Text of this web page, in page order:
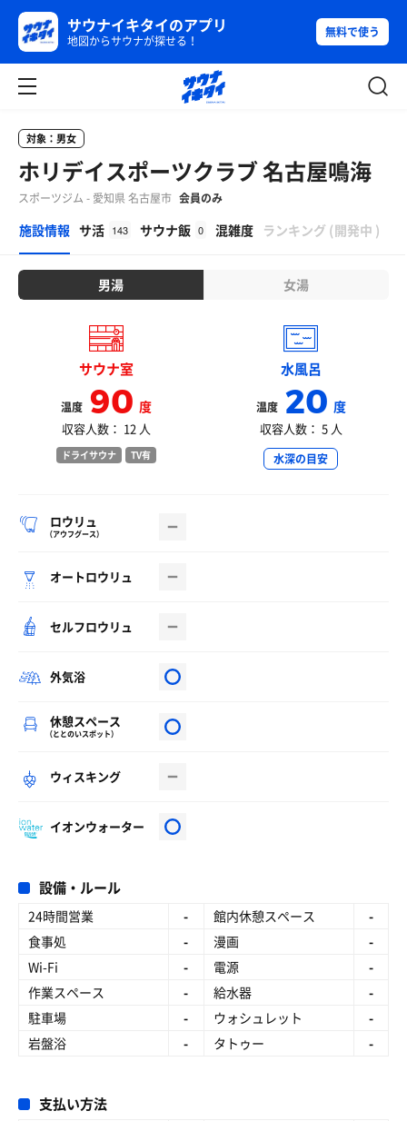
サウナイキタイのアプリ
地図からサウナが探せる！
無料で使う
対象：男女
ホリデイスポーツクラブ 名古屋鳴海
スポーツジム - 愛知県 名古屋市 会員のみ
施設情報 サ活 143 サウナ飯 0 混雑度 ランキング (開発中 )
男湯 女湯
サウナ室
温度 90度
収容人数： 12 人
ドライサウナ TV有
水風呂
温度20度
収容人数： 5 人
水深の目安
ロウリュ
（アウフグース）
オートロウリュ
セルフロウリュ
外気浴
休憩スペース
（ととのいスポット）
ウィスキング
イオンウォーター
設備・ルール
24時間営業 - 館内休憩スペース
-
食事処
- 漫画
-
Wi-Fi
- 電源
-
作業スペース
- 給水器
-
駐車場
- ウォシュレット
-
岩盤浴
- タトゥー -
支払い方法